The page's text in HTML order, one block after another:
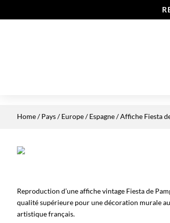
Home/Pays/Europe/Espagne/ Affiche Fiesta
Reproduction d’une affiche vintage Fiesta de
qualité supérieure pour une décoration murale
artistique français.